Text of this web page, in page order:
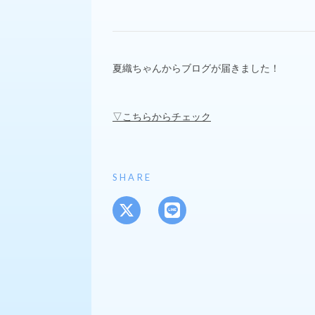
夏織ちゃんからブログが届きました！
▽こちらからチェック
SHARE